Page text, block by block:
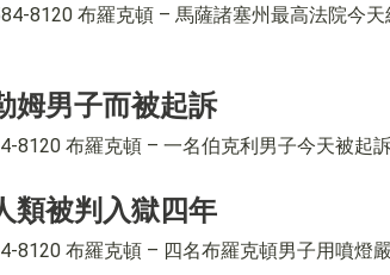
8120 布羅克頓 – 馬薩諸塞州最高法院今
姆男子而被起訴
8120 布羅克頓 – 一名伯克利男子今天被起
類被判入獄四年
8120 布羅克頓 – 四名布羅克頓男子用噴燈